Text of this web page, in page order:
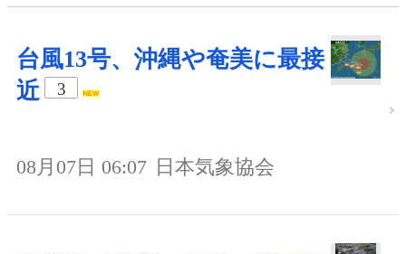
台風13号、沖縄や奄美に最接
近
3
08月07日 06:07 日本気象協会